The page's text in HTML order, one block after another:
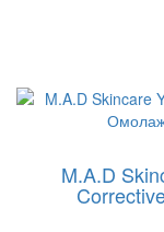
M.A.D